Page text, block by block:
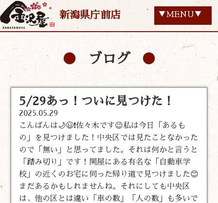
新潟県庁前店 ▼MENU▼
ブログ
5/29あっ！ついに見つけた！
2025.05.29
こんばんは🌙😃❗佐々木です😉私は今日「あるも
の」を見つけました！中央区では見たことなかった
ので「無い」と思ってました。それは何かと言うと
「踏み切り」です！関屋にある有名な「自動車学
校」の近くのお宅に伺った帰り道で見つけました😊
まだあるかもしれませんね。それにしても中央区
は、他の区とは違い「車の数」「人の数」も多いで